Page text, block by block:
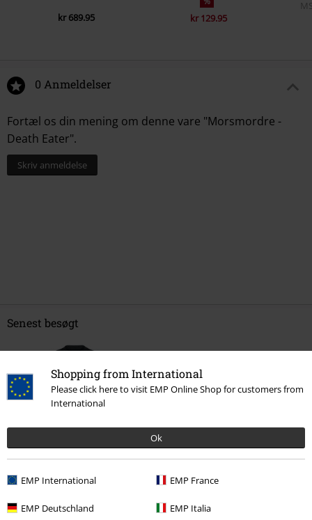
Shopping from International
Please click here to visit EMP Online Shop for customers from
International
Ok
EMP International EMP France
EMP Deutschland EMP Italia
kr 689.95 kr 129.95
0 Anmeldelser
Fortæl os din mening om denne vare "Morsmordre -
Death Eater".
Skriv anmeldelse
Senest besøgt
kr 199.95